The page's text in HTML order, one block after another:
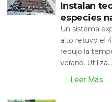
Instalan
especies
Un sistema
alto retuvo el
redujo la
verano. Utiliza...
Leer Más